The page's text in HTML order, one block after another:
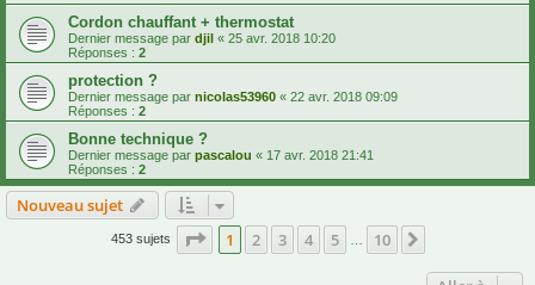
Cordon chauffant + thermostat
Dernier message par djil « 25 avr. 2018 10:20
Réponses : 2
protection ?
Dernier message par nicolas53960 « 22 avr. 2018 09:09
Réponses : 2
Bonne technique ?
Dernier message par pascalou « 17 avr. 2018 21:41
Réponses : 2
Nouveau sujet
453 sujets Page 1sur10
1 2 3 4 5 10